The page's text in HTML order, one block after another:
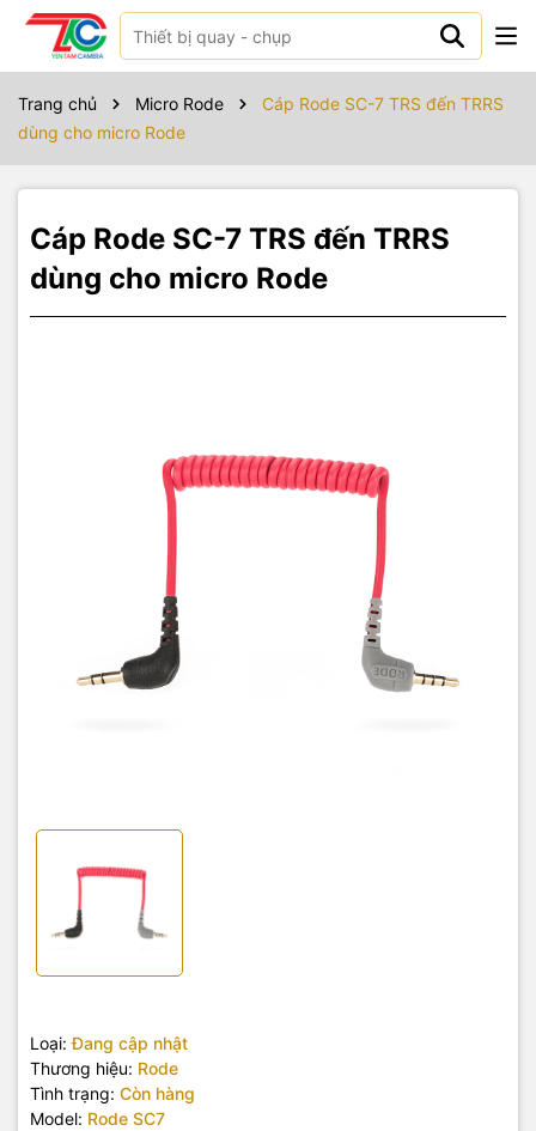
Trang chủ Micro Rode
Cáp Rode SC-7 TRS đến TRRS
dùng cho micro Rode
Cáp Rode SC-7 TRS đến TRRS
dùng cho micro Rode
Loại: Đang cập nhật
Thương hiệu: Rode
Tình trạng: Còn hàng
Model: Rode SC7
Sản phẩm bao gồm
Box Contains